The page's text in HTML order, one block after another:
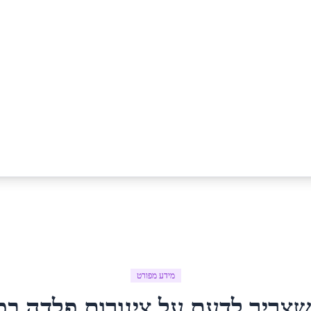
מידע מפורט